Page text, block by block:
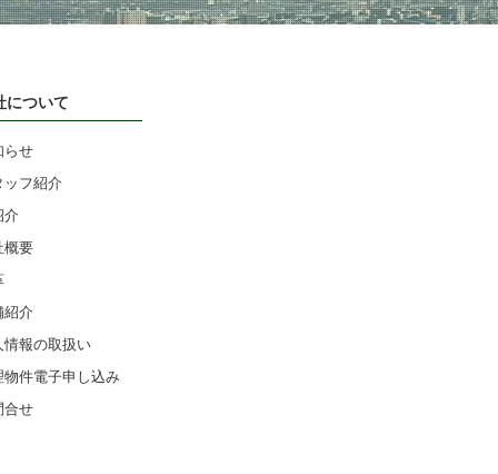
について
らせ
ッフ紹介
介
概要
紹介
情報の取扱い
物件電子申し込み
合せ